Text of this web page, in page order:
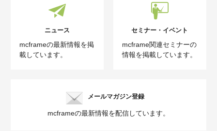
ニュース
mcframeの最新情報を掲
載しています。
セミナー・イベント
mcframe関連セミナーの
情報を掲載しています。
メールマガジン登録
mcframeの最新情報を配信しています。